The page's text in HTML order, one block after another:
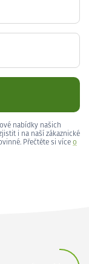
nabídky našich
i na naší zákaznické
Přečtěte si více o